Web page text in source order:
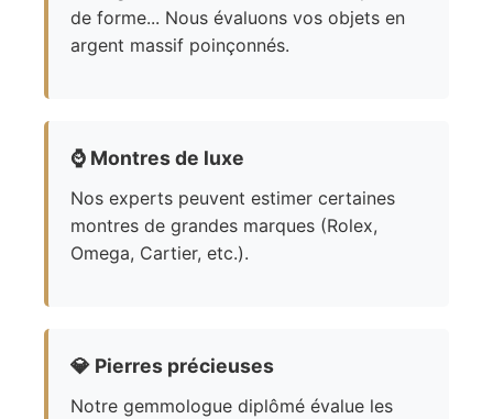
de forme... Nous évaluons vos objets en
argent massif poinçonnés.
⌚ Montres de luxe
Nos experts peuvent estimer certaines
montres de grandes marques (Rolex,
Omega, Cartier, etc.).
💎 Pierres précieuses
Notre gemmologue diplômé évalue les